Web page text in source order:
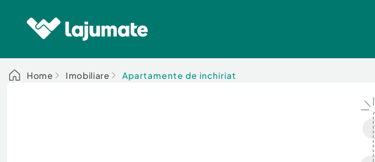
Home Imobiliare Apartamente de inchiriat